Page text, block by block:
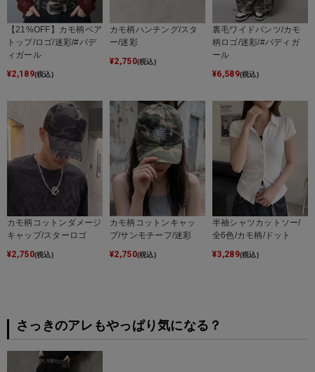
【21%OFF】カモ柄ベア
トップ/ロゴ/迷彩/#バデ
ィガール
¥2,189(税込)
カモ柄ハンチング/スタ
ー/迷彩
¥2,750(税込)
裏毛ワイドパンツ/カモ
柄ロゴ/迷彩/#バディガ
ール
¥6,589(税込)
カモ柄コットンダメージ
キャップ/スターロゴ
¥2,750(税込)
カモ柄コットンキャッ
プ/サンモチーフ/迷彩
¥2,750(税込)
半袖シャツカットソー/
全6色/カモ柄/ドット
¥3,289(税込)
さっきのアレもやっぱり気になる？